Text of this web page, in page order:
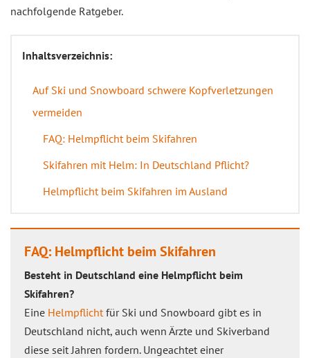
nachfolgende Ratgeber.
Inhaltsverzeichnis:
Auf Ski und Snowboard schwere Kopfverletzungen
vermeiden
FAQ: Helmpflicht beim Skifahren
Skifahren mit Helm: In Deutschland Pflicht?
Helmpflicht beim Skifahren im Ausland
FAQ: Helmpflicht beim Skifahren
Besteht in Deutschland eine Helmpflicht beim
Skifahren?
Eine Helmpflichtfür Ski und Snowboard gibt es in
Deutschland nicht, auch wenn Ärzte und Skiverband
diese seit Jahren fordern. Ungeachtet einer